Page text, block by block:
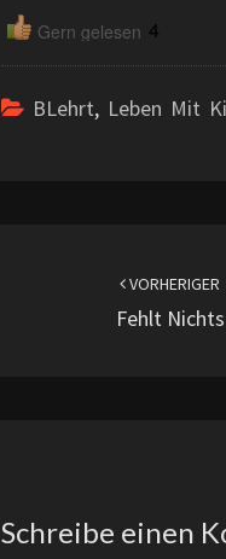
Gern gelesen 4
BLehrt, Leben Mit
VORHERIGER
Fehlt Nichts
Schreibe einen